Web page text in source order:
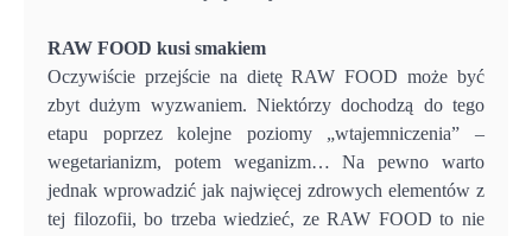
RAW FOOD kusi smakiem
Oczywiście przejście na dietę RAW FOOD może być
zbyt dużym wyzwaniem. Niektórzy dochodzą do tego
etapu poprzez kolejne poziomy „wtajemniczenia” –
wegetarianizm, potem weganizm… Na pewno warto
jednak wprowadzić jak najwięcej zdrowych elementów z
tej filozofii, bo trzeba wiedzieć, ze RAW FOOD to nie